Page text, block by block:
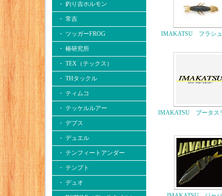
・ 釣り吉ホルモン
・ 常吉
・ ツッガーFROG
・ 椿研究所
・ TEX（テックス）
・ THタックル
・ ティムコ
・ テッケルルアー
・ デプス
・ デュエル
・ テンフィートアンダー
・ テンプト
・ デュオ
IMAKATSU フラシ
IMAKATSU ブータス